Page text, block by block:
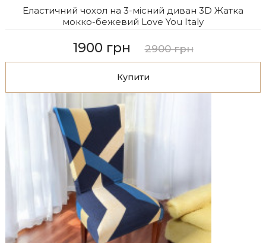
Еластичний чохол на 3-місний диван 3D Жатка
мокко-бежевий Love You Italy
1900 грн 2900 грн
Купити